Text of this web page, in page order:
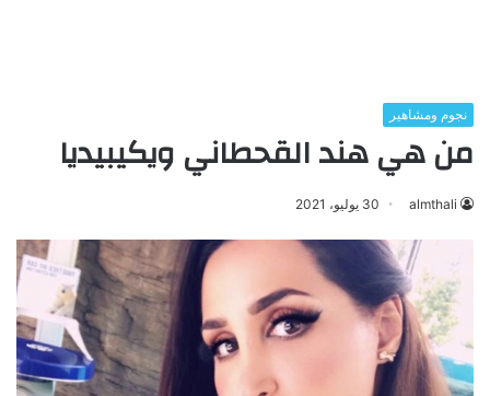
نجوم ومشاهير
من هي هند القحطاني ويكيبيديا
almthali 30 يوليو، 2021